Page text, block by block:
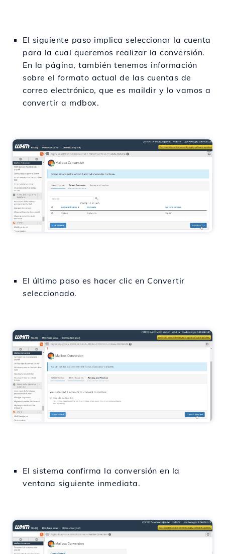
El siguiente paso implica seleccionar la cuenta
para la cual queremos realizar la conversión.
En la página, también tenemos información
sobre el formato actual de las cuentas de
correo electrónico, que es maildir y lo vamos a
convertir a mdbox.
El último paso es hacer clic en Convertir
seleccionado.
El sistema confirma la conversión en la
ventana siguiente inmediata.